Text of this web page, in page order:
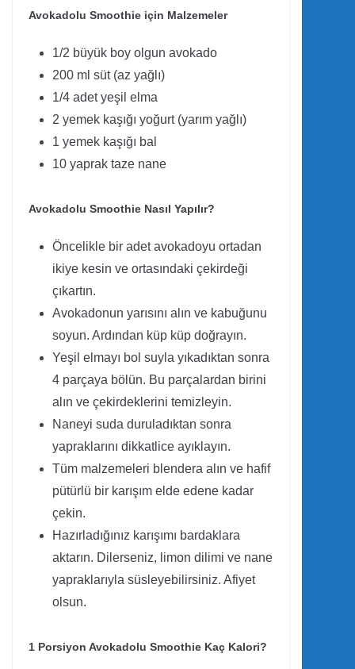
Avokadolu Smoothie için Malzemeler
1/2 büyük boy olgun avokado
200 ml süt (az yağlı)
1/4 adet yeşil elma
2 yemek kaşığı yoğurt (yarım yağlı)
1 yemek kaşığı bal
10 yaprak taze nane
Avokadolu Smoothie Nasıl Yapılır?
Öncelikle bir adet avokadoyu ortadan
ikiye kesin ve ortasındaki çekirdeği
çıkartın.
Avokadonun yarısını alın ve kabuğunu
soyun. Ardından küp küp doğrayın.
Yeşil elmayı bol suyla yıkadıktan sonra
4 parçaya bölün. Bu parçalardan birini
alın ve çekirdeklerini temizleyin.
Naneyi suda duruladıktan sonra
yapraklarını dikkatlice ayıklayın.
Tüm malzemeleri blendera alın ve hafif
pütürlü bir karışım elde edene kadar
çekin.
Hazırladığınız karışımı bardaklara
aktarın. Dilerseniz, limon dilimi ve nane
yapraklarıyla süsleyebilirsiniz. Afiyet
olsun.
1 Porsiyon Avokadolu Smoothie Kaç Kalori?